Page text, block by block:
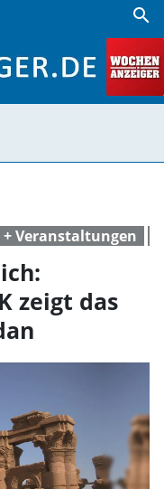
search
Veranstaltungen
zeigt das